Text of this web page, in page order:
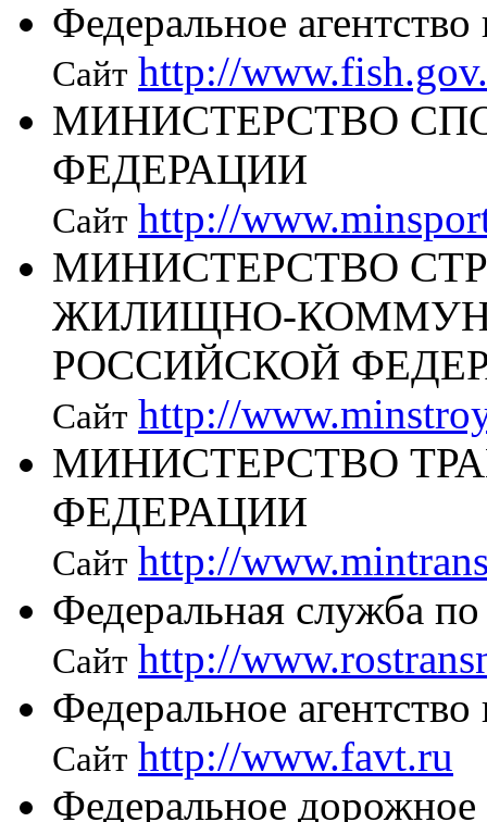
Федеральное
Сайт http://
МИНИСТЕРСТВО
ФЕДЕРАЦИИ
Сайт http://
МИНИСТЕРСТВО
ЖИЛИЩНО-
РОССИЙСКОЙ
Сайт http://
МИНИСТЕРСТВО
ФЕДЕРАЦИИ
Сайт http://
Федеральная служба
Сайт http://
Федеральное
Сайт http://www.favt.ru
Федеральное дорожное